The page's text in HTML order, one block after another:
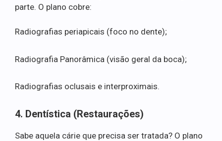
parte. O plano cobre:
Radiografias periapicais (foco no dente);
Radiografia Panorâmica (visão geral da boca);
Radiografias oclusais e interproximais.
4. Dentística (Restaurações)
Sabe aquela cárie que precisa ser tratada? O plano